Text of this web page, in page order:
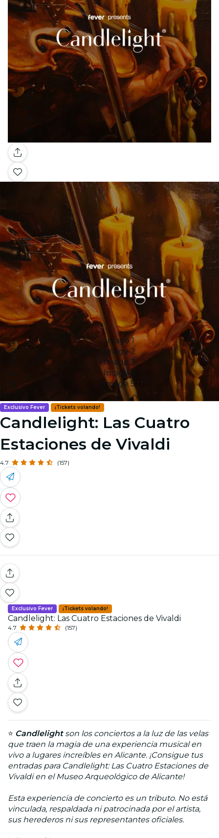
Galería
Image 1
Image 2
Image 3
Image 4
Image 5
Exclusivo Fever ¡Tickets volando!
Candlelight: Las Cuatro
Estaciones de Vivaldi
4.7 (157)
Exclusivo Fever ¡Tickets volando!
Candlelight: Las Cuatro Estaciones de Vivaldi
4.7 (157)
⭐ Candlelightson los conciertos a la luz de las velas
que traen la magia de una experiencia musical en
vivo a lugares increíbles en Alicante. ¡Consigue tus
entradas para Candlelight: Las Cuatro Estaciones de
Vivaldi en el Museo Arqueológico de Alicante!
Esta experiencia de concierto es un tributo. No está
vinculada, respaldada ni patrocinada por el artista,
sus herederos ni sus representantes oficiales.